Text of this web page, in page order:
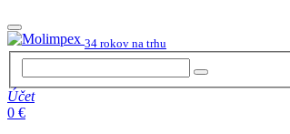
34 rokov na trhu
Účet
0 €